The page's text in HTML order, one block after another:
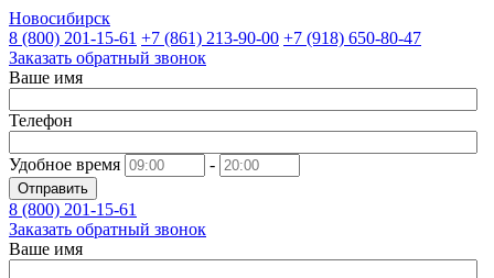
Новосибирск
8 (800) 201-15-61 +7 (861) 213-90-00 +7 (918) 650-80-47
Заказать обратный звонок
Ваше имя
Телефон
Удобное время -
Отправить
8 (800) 201-15-61
Заказать обратный звонок
Ваше имя